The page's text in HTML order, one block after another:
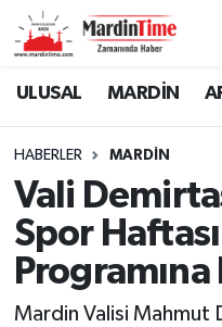
ULUSAL MARDİN
HABERLER MARDİN
Vali
Spor
Programına
Mardin Valisi Mahmut
Mardin Nöbetçi
Mardin Namaz
Mardin Trafik
Süper Lig Puan